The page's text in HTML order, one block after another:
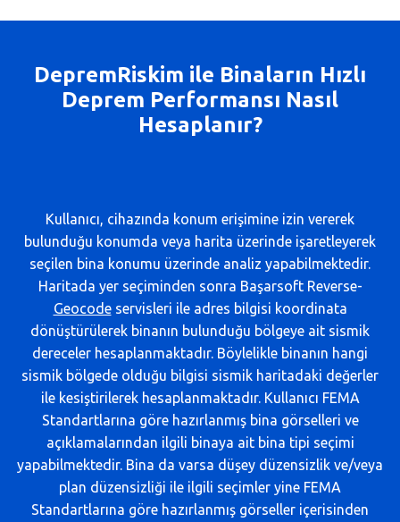
DepremRiskim ile Binaların Hızlı
Deprem Performansı Nasıl
Hesaplanır?
Kullanıcı, cihazında konum erişimine izin vererek
bulunduğu konumda veya harita üzerinde işaretleyerek
seçilen bina konumu üzerinde analiz yapabilmektedir.
Haritada yer seçiminden sonra Başarsoft Reverse-
Geocodeservisleri ile adres bilgisi koordinata
dönüştürülerek binanın bulunduğu bölgeye ait sismik
dereceler hesaplanmaktadır. Böylelikle binanın hangi
sismik bölgede olduğu bilgisi sismik haritadaki değerler
ile kesiştirilerek hesaplanmaktadır. Kullanıcı FEMA
Standartlarına göre hazırlanmış bina görselleri ve
açıklamalarından ilgili binaya ait bina tipi seçimi
yapabilmektedir. Bina da varsa düşey düzensizlik ve/veya
plan düzensizliği ile ilgili seçimler yine FEMA
Standartlarına göre hazırlanmış görseller içerisinden